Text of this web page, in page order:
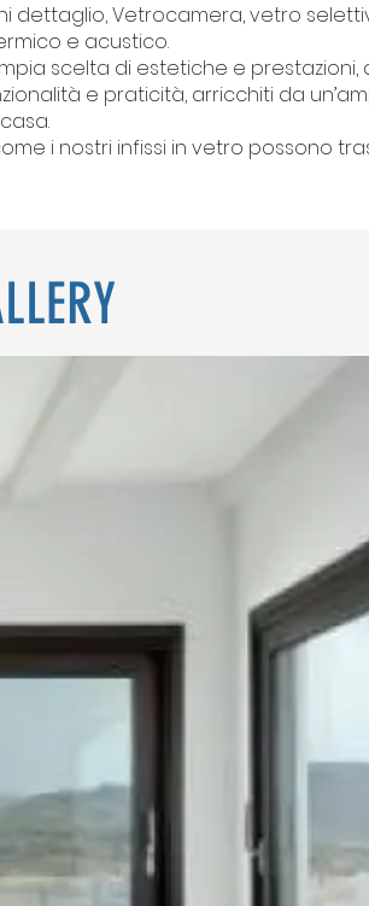
dettaglio, Vetrocamera, vetro
e acustico.
scelta di estetiche e
e praticità, arricchiti da
i nostri infissi in vetro possono